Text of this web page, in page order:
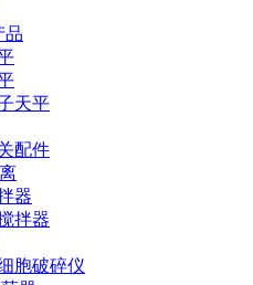
品
天平
配件
器
拌器
胞破碎仪